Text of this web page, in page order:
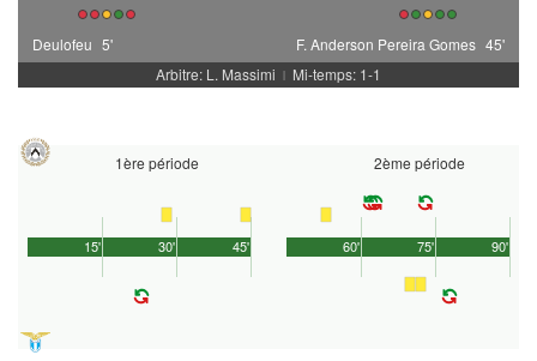
Deulofeu 5' F. Anderson Pereira Gomes 45'
Arbitre: L. Massimi
| Mi-temps: 1-1
1ère période
45'
15' 30'
2ème période
90'
60' 75'